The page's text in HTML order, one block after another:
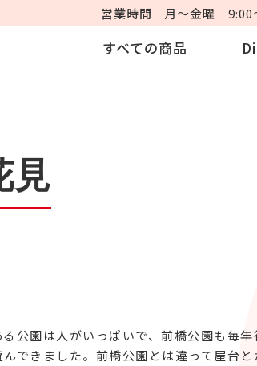
営業時間 月～金曜 9:00
すべての商品
見
公園は人がいっぱいで、前橋公園も毎
できました。前橋公園とは違って屋台